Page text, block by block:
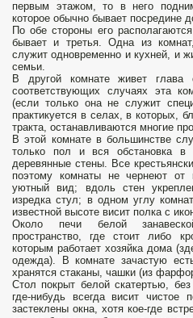
первым этажом, то в него
которое обычно бывает посредине
По обе стороны его
бывает и третья. Одна из
служит одновременно и кухней, и
семьи.
В другой комнате живет
соответствующих случаях эта
(если только она не служит
практикуется в селах, в которых,
тракта, останавливаются многие
В этой комнате в большинстве
только пол и вся обстановка
деревянные стены. Все
поэтому комнаты не чернеют от
уютный вид; вдоль стен
изредка стул; в одном углу
известной высоте висит полка с
Около печи белой
пространство, где стоит либо
которым работает хозяйка дома
одежда). В комнате зачастую
хранятся стаканы, чашки (из
Стол покрыт белой скатертью,
где-нибудь всегда висит чистое
застеклены окна, хотя кое-где